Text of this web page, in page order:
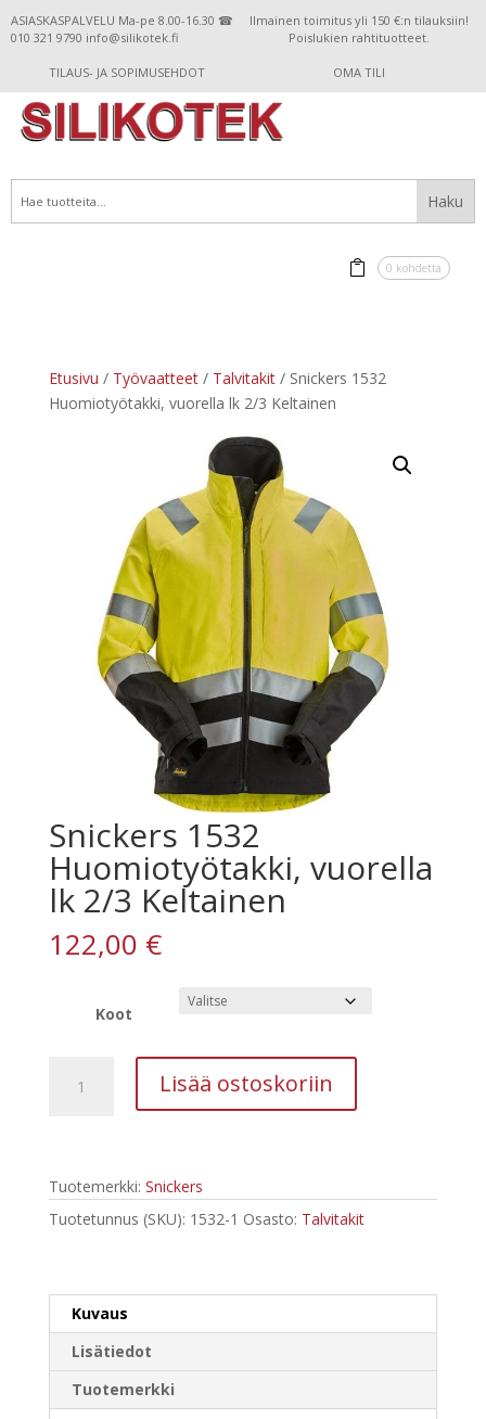
ASIASKASPALVELU Ma-pe 8.00-16.30 ☎
010 321 9790 info@silikotek.fi
Ilmainen toimitus yli 150 €:n tilauksiin!
Poislukien rahtituotteet.
TILAUS- JA SOPIMUSEHDOT OMA TILI
0 kohdetta
Etusivu / Työvaatteet/ Talvitakit/ Snickers 1532
Huomiotyötakki, vuorella lk 2/3 Keltainen
Snickers 1532
Huomiotyötakki, vuorella
lk 2/3 Keltainen
122,00 €
Koot
1532
2/3
Keltainen
Lisää ostoskoriin
Tuotemerkki: Snickers
Tuotetunnus (SKU): 1532-1 Osasto: Talvitakit
Kuvaus
Lisätiedot
Tuotemerkki